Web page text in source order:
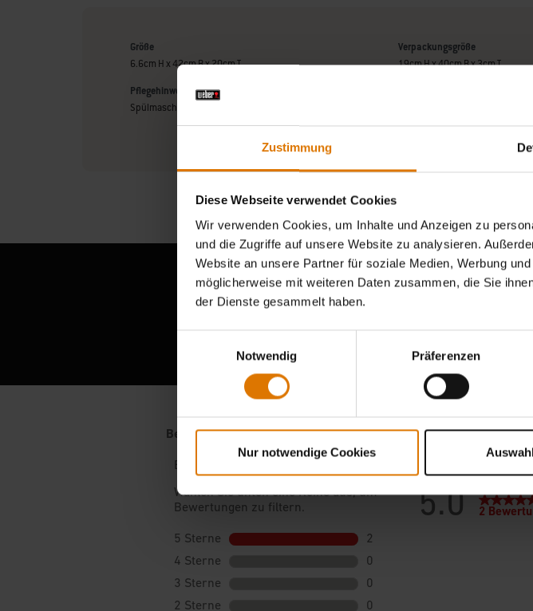
Zustimmung
Diese Webseite verwendet Cookies
Wir verwenden Cookies, um Inhalte und Anzeigen zu
und die Zugriffe auf unsere Website zu analysieren.
Website an unsere Partner für soziale Medien, Werbung
möglicherweise mit weiteren Daten zusammen, die Sie
der Dienste gesammelt haben.
Notwendig
Präferenzen
Nur notwendige Cookies
Größe
6.6cm H x 42cm B x 20cm T
Verpackungsgröße
19cm H x 40cm B x 3cm T
Pflegehinweise
Spülmaschinenfest
Berichte von